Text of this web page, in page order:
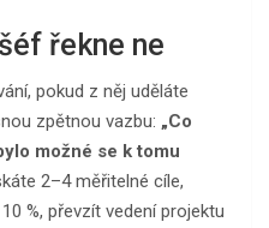
řekne ne
pokud z něj uděláte
zpětnou vazbu: „Co
možné se k tomu
2–4 měřitelné cíle,
%, převzít vedení projektu